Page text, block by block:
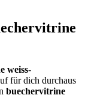
weiss-
für dich durchaus
buechervitrine